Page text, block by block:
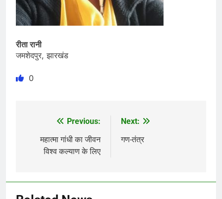
रीता रानी
जमशेदपुर, झारखंड
0
navigation
Previous:
महात्मा गांधी का जीवन
विश्व कल्याण के लिए
Next:
गण-तंत्र